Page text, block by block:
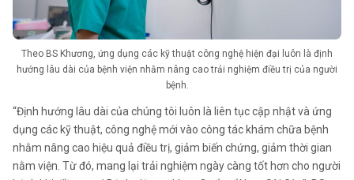
Theo BS Khương, ứng dụng các kỹ thuật công nghệ hiện đại luôn là định
hướng lâu dài của bệnh viện nhằm nâng cao trải nghiệm điều trị của người
bệnh.
“Định hướng lâu dài của chúng tôi luôn là liên tục cập nhật và ứng
dụng các kỹ thuật, công nghệ mới vào công tác khám chữa bệnh
nhằm nâng cao hiệu quả điều trị, giảm biến chứng, giảm thời gian
nằm viện. Từ đó, mang lại trải nghiệm ngày càng tốt hơn cho người